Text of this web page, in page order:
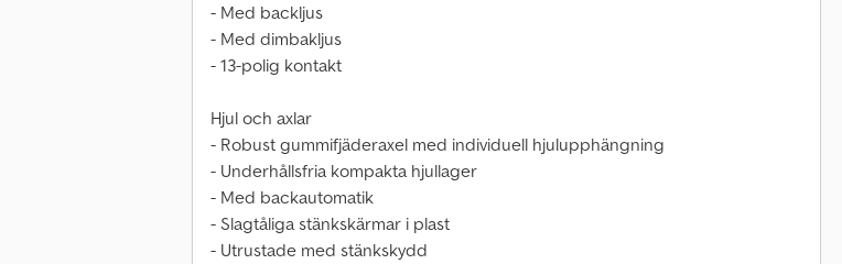
- Med backljus
- Med dimbakljus
- 13-polig kontakt
Hjul och axlar
- Robust gummifjäderaxel med individuell hjulupphängning
- Underhållsfria kompakta hjullager
- Med backautomatik
- Slagtåliga stänkskärmar i plast
- Utrustade med stänkskydd